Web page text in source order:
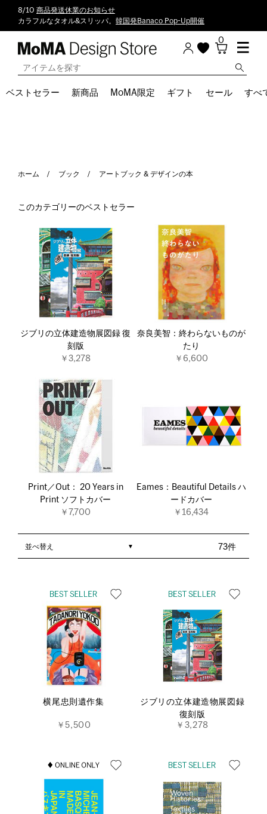
8/10 商品発送休業のお知らせ
カラフルなタオル&スリッパ。 韓国発Banaco Pop-Up開催
0
ベストセラー 新商品 MoMA限定 ギフト セール すべ
ホーム ブック アートブック & デザインの本
このカテゴリーのベストセラー
ジブリの立体建造物展図録 復
刻版
￥3,278
奈良美智：終わらないものが
たり
￥6,600
Print／Out： 20 Years in
Print ソフトカバー
￥7,700
Eames：Beautiful Details ハ
ードカバー
￥16,434
73件
並べ替え
横尾忠則遺作集
￥5,500
ジブリの立体建造物展図録
復刻版
￥3,278